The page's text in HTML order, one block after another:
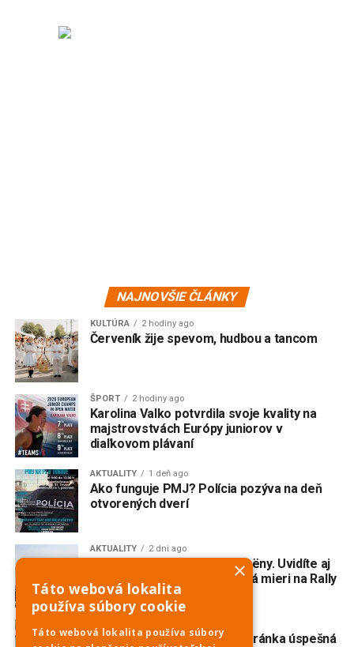
NAJNOVŠIE ČLÁNKY
KULTÚRA 2 hodiny ago
Červeník žije spevom, hudbou a tancom
ŠPORT 2 hodiny ago
Karolina Valko potvrdila svoje kvality na
majstrovstvách Európy juniorov v
diaľkovom plávaní
AKTUALITY 1 deň ago
Ako funguje PMJ? Polícia pozýva na deň
otvorených dverí
AKTUALITY 2 dni ago
Do Piešťan mieria opäť Citroëny. Uvidíte aj
dvojmotorovú „kačicu“, ktorá mieri na Rally
Dakar Classic
Veslovanie: Piešťanská veteránka úspešná
×
Táto webová lokalita
používa súbory cookie
Táto webová lokalita používa súbory